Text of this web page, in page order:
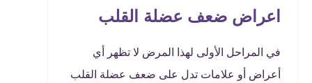
اعراض ضعف عضلة القلب
في المراحل الأولى لهذا المرض لا تظهر أي
أعراض أو علامات تدل على ضعف عضلة القلب